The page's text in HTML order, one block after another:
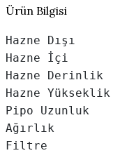
Ürün Bilgisi
Hazne Dışı
Hazne İçi
Hazne Derinlik
Hazne Yükseklik
Pipo Uzunluk
Ağırlık
Filtre